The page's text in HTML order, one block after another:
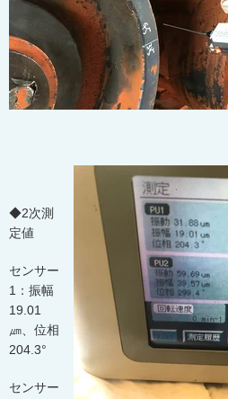
◆2次測
定値
センサー
1：振幅
19.01
㎛、位相
204.3°
センサー